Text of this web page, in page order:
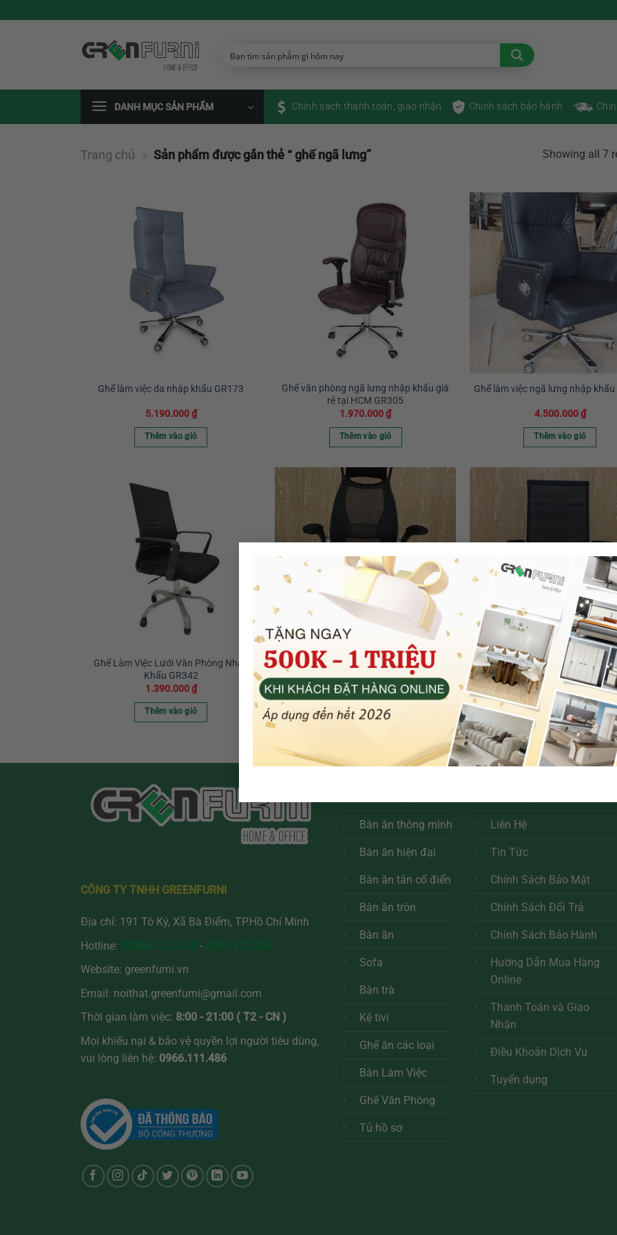
DANH MỤC SẢN PHẨM Chính sách thanh toán, giao nhận Chính sách bảo hành
Trang chủ » Sản phẩm được gắn thẻ “ ghế ngã lưng” Showing all 7
Ghế làm việc da nhập khẩu GR173
5.190.000₫
Thêm vào giỏ
Ghế văn phòng ngã lưng nhập khẩu giá
rẻ tại HCM GR305
1.970.000₫
Thêm vào giỏ
Ghế làm việc ngã lưng nhập khẩu
4.500.000₫
Thêm vào giỏ
Ghế Làm Việc Lưới Văn Phòng Nhập
Khẩu GR342
1.390.000₫
Thêm vào giỏ
Ghế làm việc lưới chân xoay giá rẻ
GR308TG
1.550.000₫
Thêm vào giỏ
Ghế văn phòng chân quỳ giá
GR327CQ
1.450.000₫
Thêm vào giỏ
CÔNG TY TNHH GREENFURNI
Địa chỉ: 191 Tô Ký, Xã Bà Điểm, TP.Hồ Chí Minh
Hotline:
-
Website: greenfurni.vn
Email: noithat.greenfurni@gmail.com
Thời gian làm việc: 8:00 - 21:00 ( T2 - CN )
Mọi khiếu nại & bảo vệ quyền lợi người tiêu dùng,
vui lòng liên hệ: 0966.111.486
Bàn ăn thông minh
Bàn ăn hiện đại
Bàn ăn tân cổ điển
Bàn ăn tròn
Bàn ăn
Sofa
Bàn trà
Kệ tivi
Ghế ăn các loại
Bàn Làm Việc
Ghế Văn Phòng
Tủ hồ sơ
Liên Hệ
Tin Tức
Chính Sách Bảo Mật
Chính Sách Đổi Trả
Chính Sách Bảo Hành
Hướng Dẫn Mua Hàng
Online
Thanh Toán và Giao
Nhận
Điều Khoản Dịch Vụ
Tuyển dụng